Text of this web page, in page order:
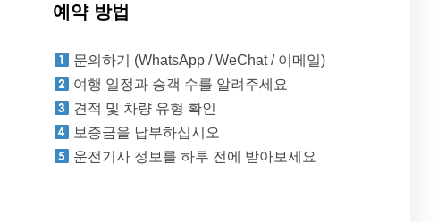
예약 방법
문의하기 (WhatsApp / WeChat / 이메일)
여행 일정과 승객 수를 알려주세요
견적 및 차량 유형 확인
보증금을 납부하십시오
운전기사 정보를 하루 전에 받아보세요